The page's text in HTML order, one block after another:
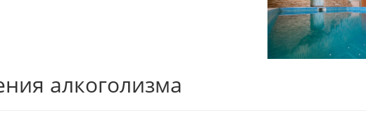
алкоголизма